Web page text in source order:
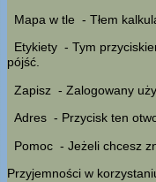
Mapa w tle - Tłem
Etykiety - Tym
pójść.
Zapisz - Zalogowany
Adres - Przycisk ten
Pomoc - Jeżeli chcesz
Przyjemności w